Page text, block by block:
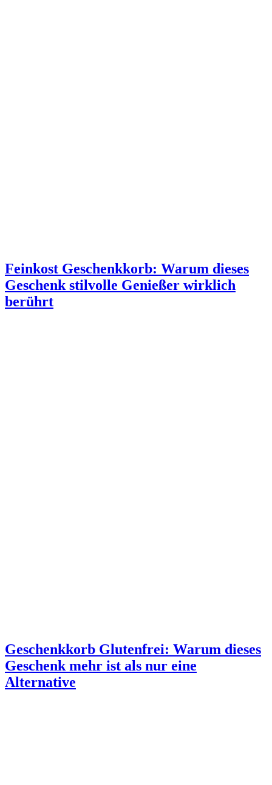
Feinkost Geschenkkorb: Warum dieses
Geschenk stilvolle Genießer wirklich
berührt
Geschenkkorb Glutenfrei: Warum dieses
Geschenk mehr ist als nur eine
Alternative